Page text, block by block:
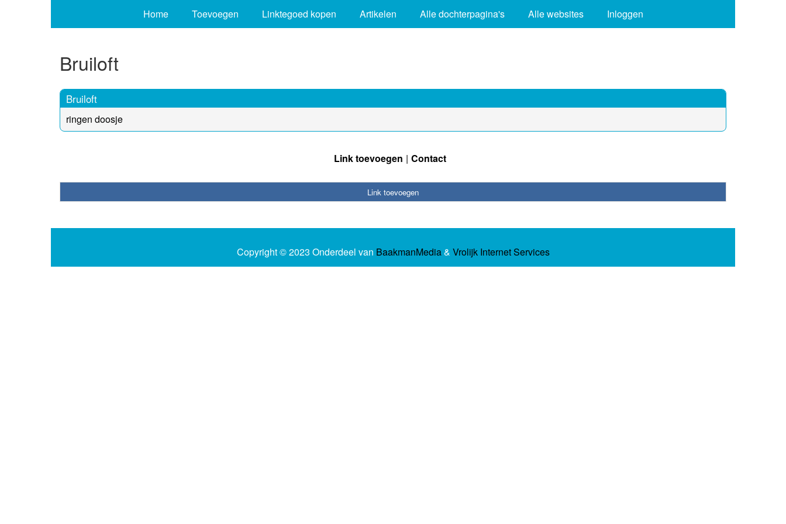
Home Toevoegen Linktegoed kopen Artikelen Alle dochterpagina's Alle websites Inloggen
Bruiloft
Bruiloft
ringen doosje
Link toevoegen Contact
Link toevoegen
Copyright © 2023 Onderdeel van BaakmanMedia& Vrolijk Internet Services